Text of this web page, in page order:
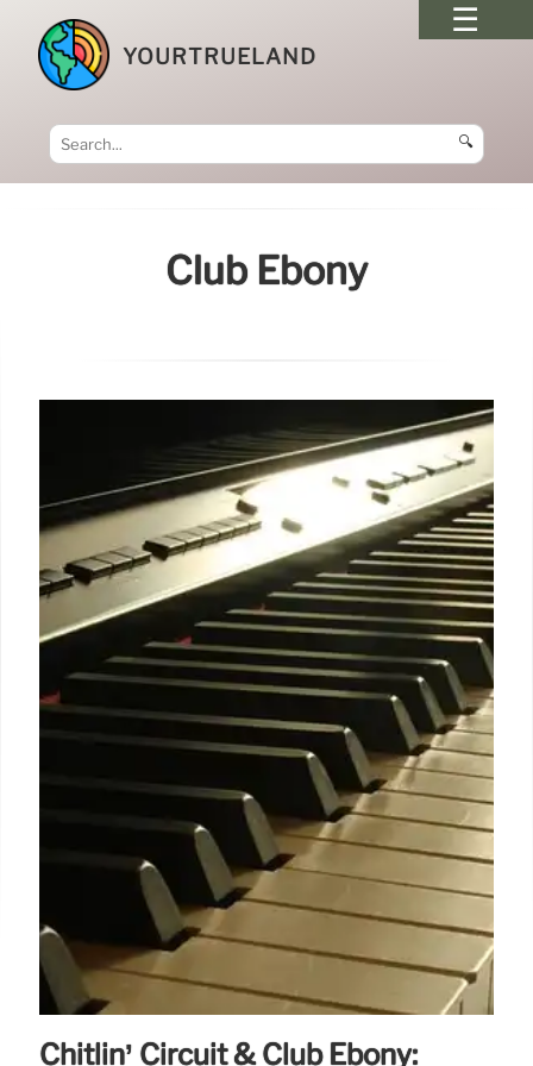
YOURTRUELAND
🔍
Club Ebony
Chitlin’ Circuit & Club Ebony: